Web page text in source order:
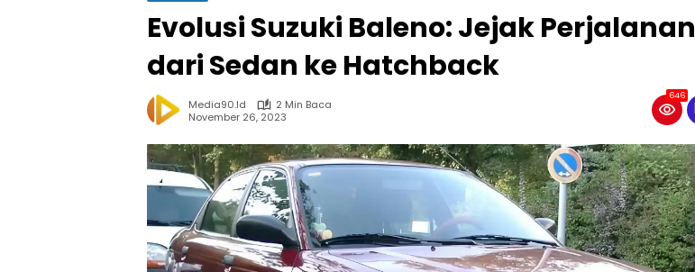
Evolusi Suzuki Baleno: Jejak Perjalanan
dari Sedan ke Hatchback
Media90.id
2 Min Baca
November 26, 2023
646